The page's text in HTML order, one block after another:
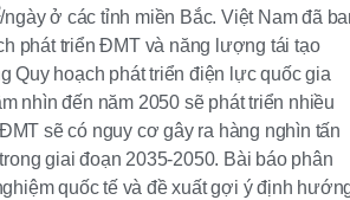
/ngày ở các tỉnh miền Bắc. Việt Nam đã
phát triển ĐMT và năng lượng tái tạo
Quy hoạch phát triển điện lực quốc gia
nhìn đến năm 2050 sẽ phát triển nhiều
sẽ có nguy cơ gây ra hàng nghìn tấn
giai đoạn 2035-2050. Bài báo phân
quốc tế và đề xuất gợi ý định